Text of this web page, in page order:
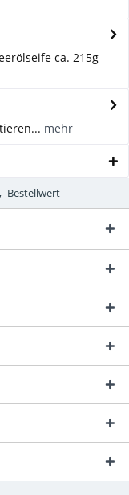
ca. 215g
mehr
Bestellwert